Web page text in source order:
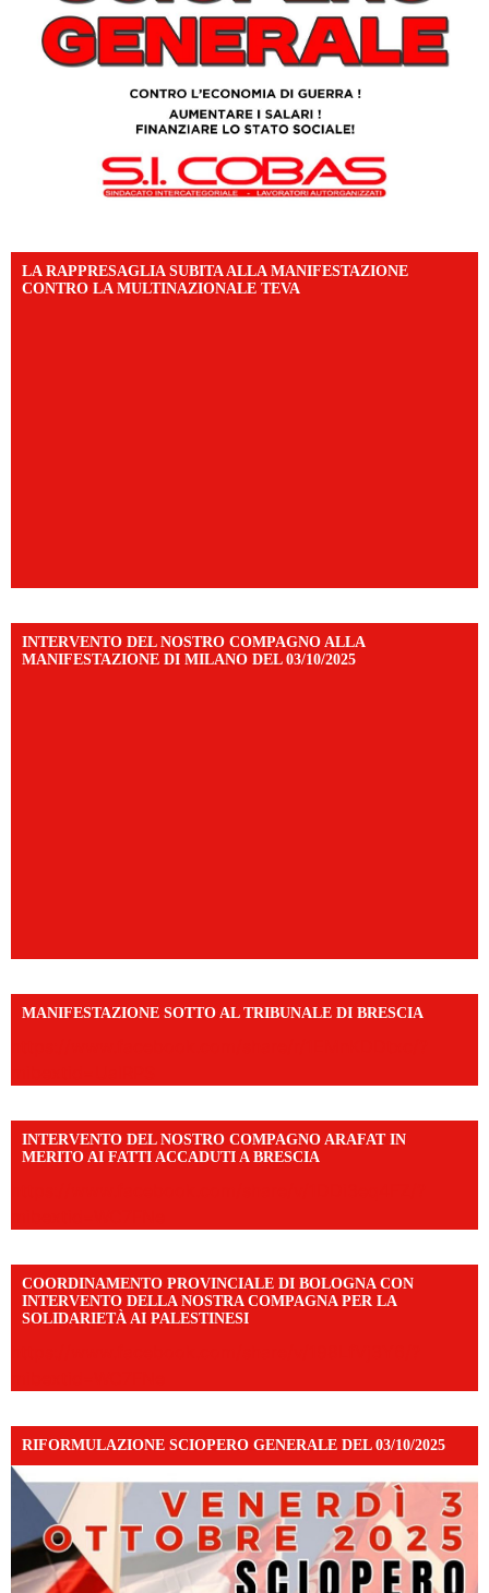
LA RAPPRESAGLIA SUBITA ALLA MANIFESTAZIONE
CONTRO LA MULTINAZIONALE TEVA
INTERVENTO DEL NOSTRO COMPAGNO ALLA
MANIFESTAZIONE DI MILANO DEL 03/10/2025
MANIFESTAZIONE SOTTO AL TRIBUNALE DI BRESCIA
INTERVENTO DEL NOSTRO COMPAGNO ARAFAT IN
MERITO AI FATTI ACCADUTI A BRESCIA
COORDINAMENTO PROVINCIALE DI BOLOGNA CON
INTERVENTO DELLA NOSTRA COMPAGNA PER LA
SOLIDARIETÀ AI PALESTINESI
RIFORMULAZIONE SCIOPERO GENERALE DEL 03/10/2025